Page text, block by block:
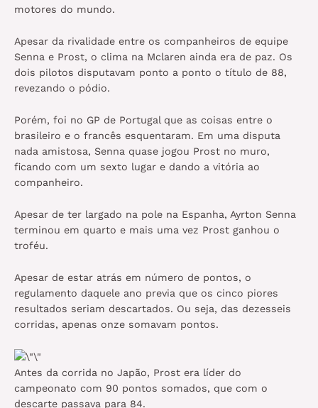
motores do mundo.
Apesar da rivalidade entre os companheiros de equipe
Senna e Prost, o clima na Mclaren ainda era de paz. Os
dois pilotos disputavam ponto a ponto o título de 88,
revezando o pódio.
Porém, foi no GP de Portugal que as coisas entre o
brasileiro e o francês esquentaram. Em uma disputa
nada amistosa, Senna quase jogou Prost no muro,
ficando com um sexto lugar e dando a vitória ao
companheiro.
Apesar de ter largado na pole na Espanha, Ayrton Senna
terminou em quarto e mais uma vez Prost ganhou o
troféu.
Apesar de estar atrás em número de pontos, o
regulamento daquele ano previa que os cinco piores
resultados seriam descartados. Ou seja, das dezesseis
corridas, apenas onze somavam pontos.
Antes da corrida no Japão, Prost era líder do
campeonato com 90 pontos somados, que com o
descarte passava para 84.